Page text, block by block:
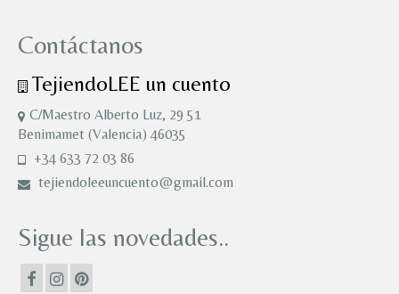
Contáctanos
TejiendoLEE un cuento
C/Maestro Alberto Luz, 29 51
Benimamet (Valencia) 46035
+34 633 72 03 86
tejiendoleeuncuento@gmail.com
Sigue las novedades..